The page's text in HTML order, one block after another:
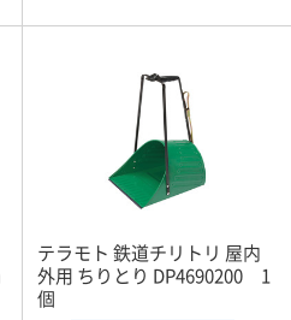
テラモト 鉄道チリトリ 屋内
外用 ちりとり DP4690200 1
個